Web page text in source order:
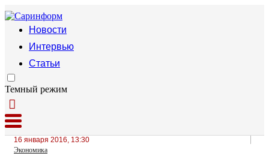
Новости
Интервью
Статьи
Темный режим
16 января 2016, 13:30
Экономика